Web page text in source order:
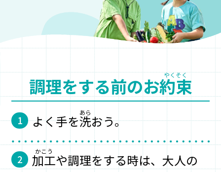
調理をする前のお約束
1 よく手を洗おう。
2 加工や調理をする時は、大人の